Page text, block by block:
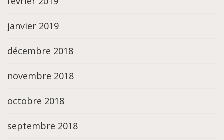
janvier 2019
décembre 2018
novembre 2018
octobre 2018
septembre 2018